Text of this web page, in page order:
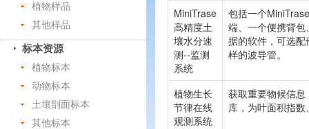
植物样品
其他样品
标本资源
植物标本
动物标本
土壤剖面标本
其他标本
MiniTrase
高精度土
壤水分速
测--监测
系统
包括一个
端、一个便携背
据的软件，可选
样的波导管。
植物生长
节律在线
观测系统
获取重要物候信
库，为叶面积指